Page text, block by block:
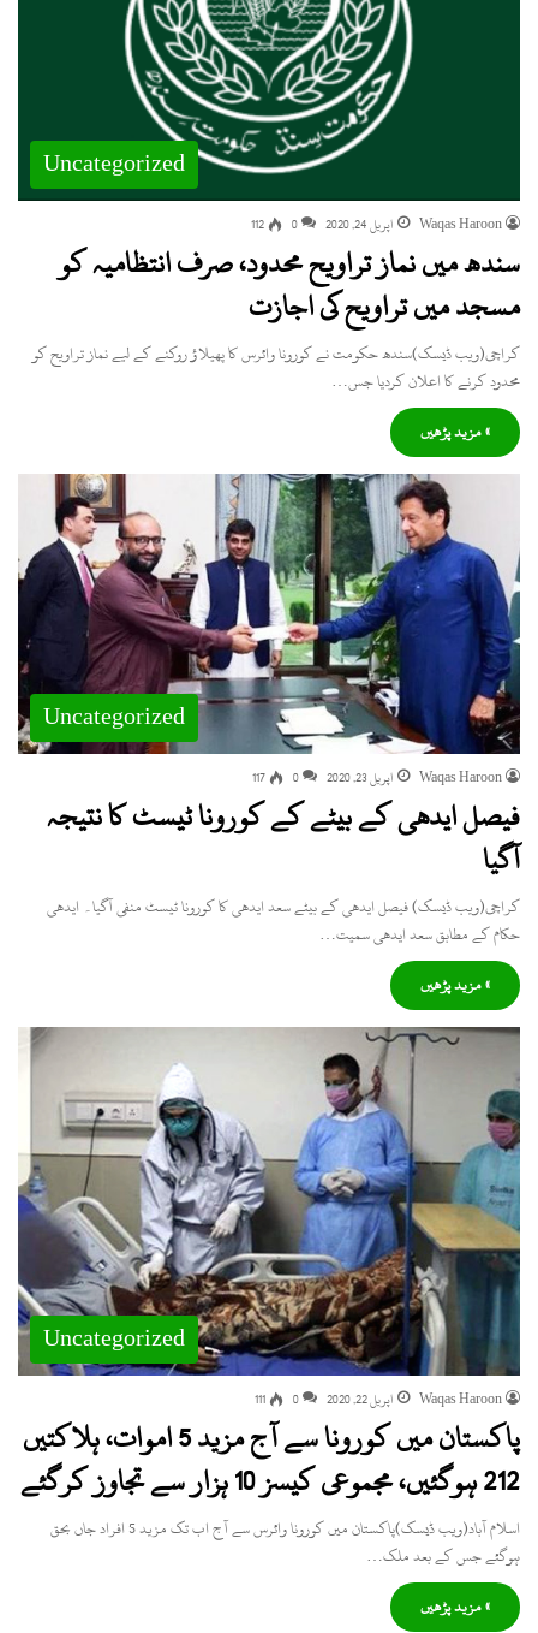
Uncategorized
Waqas Haroon اپریل 24, 2020 0
112
سندھ میں نماز تراویح محدود، صرف انتظامیہ کو
مسجد میں تراویح کی اجازت
کراچی(ویب ڈیسک)سندھ حکومت نے کورونا وائرس کا پھیلاؤ روکنے کے لیے نماز تراویح کو
محدود کرنے کا اعلان کردیا جس…
» مزید پڑھیں
Uncategorized
Waqas Haroon اپریل 23, 2020 0
117
فیصل ایدھی کے بیٹے کے کورونا ٹیسٹ کا نتیجہ
آگیا
کراچی(ویب ڈیسک) فیصل ایدھی کے بیٹے سعد ایدھی کا کورونا ٹیسٹ منفی آگیا۔ ایدھی
حکام کے مطابق سعد ایدھی سمیت…
» مزید پڑھیں
Uncategorized
Waqas Haroon اپریل 22, 2020 0
111
پاکستان میں کورونا سے آج مزید 5 اموات، ہلاکتیں
212 ہوگئیں، مجموعی کیسز 10 ہزار سے تجاوز کرگئے
اسلام آباد(ویب ڈیسک)پاکستان میں کورونا وائرس سے آج اب تک مزید 5 افراد جاں بحق
ہوگئے جس کے بعد ملک…
» مزید پڑھیں